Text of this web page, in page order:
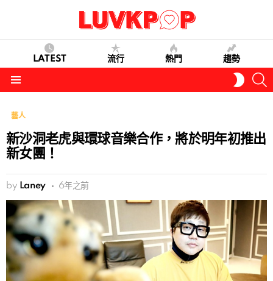
LATEST 流行 熱門 趨勢
SKIN
藝人
新沙洞老虎與環球音樂合作，將於明年初推出
新女團！
by Laney 6年之前